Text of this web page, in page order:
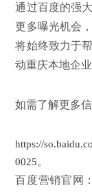
通过百度的强
更多曝光机会
将始终致力于
动重庆本地企
如需了解更多
https://
0025。
百度营销官网：